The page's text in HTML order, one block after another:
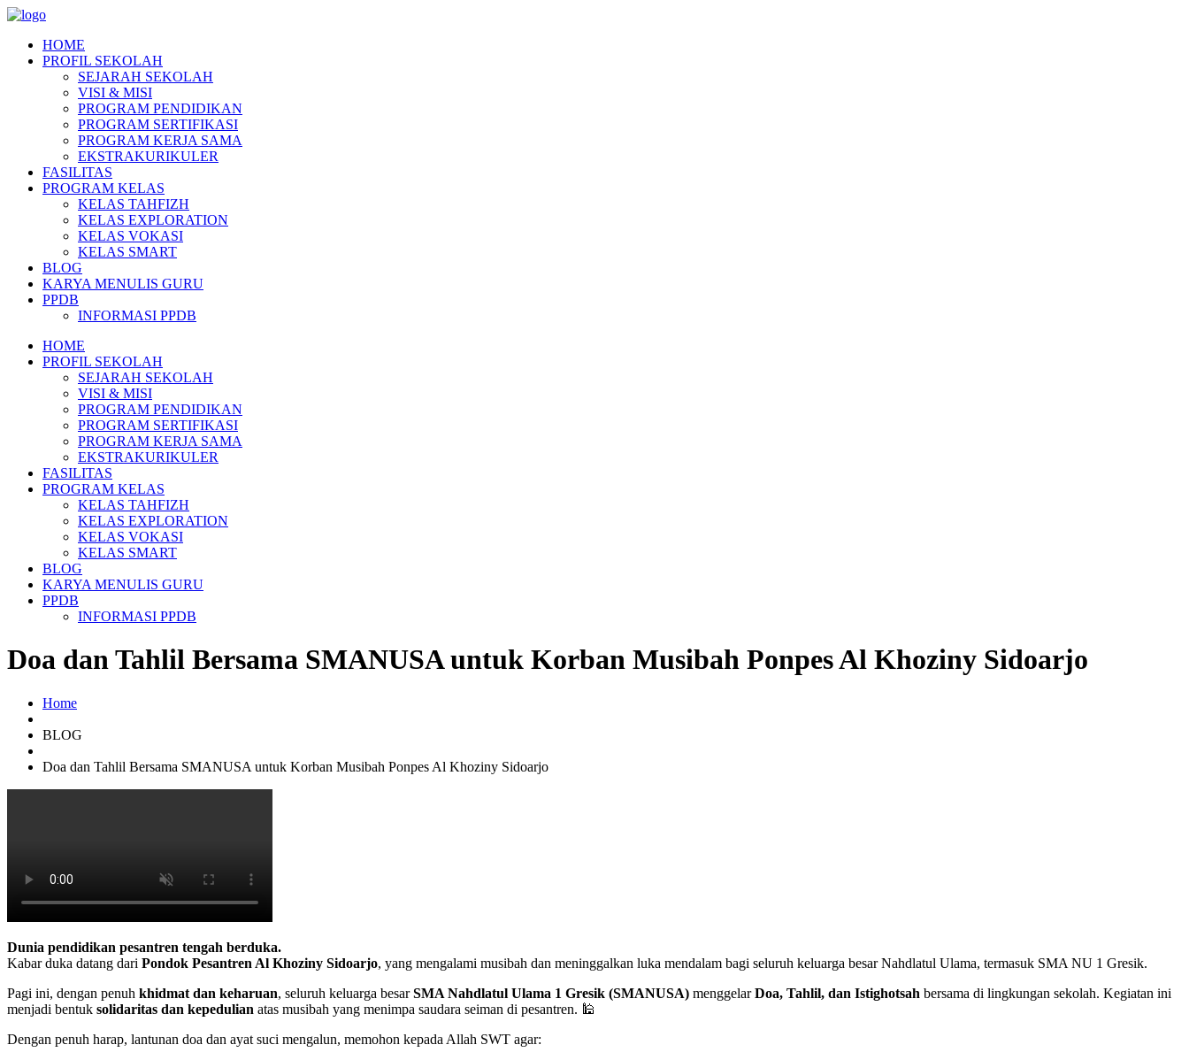
HOME
PROFIL SEKOLAH
SEJARAH SEKOLAH
VISI & MISI
PROGRAM PENDIDIKAN
PROGRAM SERTIFIKASI
PROGRAM KERJA SAMA
EKSTRAKURIKULER
FASILITAS
PROGRAM KELAS
KELAS TAHFIZH
KELAS EXPLORATION
KELAS VOKASI
KELAS SMART
BLOG
KARYA MENULIS GURU
PPDB
INFORMASI PPDB
HOME
PROFIL SEKOLAH
SEJARAH SEKOLAH
VISI & MISI
PROGRAM PENDIDIKAN
PROGRAM SERTIFIKASI
PROGRAM KERJA SAMA
EKSTRAKURIKULER
FASILITAS
PROGRAM KELAS
KELAS TAHFIZH
KELAS EXPLORATION
KELAS VOKASI
KELAS SMART
BLOG
KARYA MENULIS GURU
PPDB
INFORMASI PPDB
Doa dan Tahlil Bersama SMANUSA untuk Korban Musibah Ponpes Al Khoziny Sidoarjo
Home
BLOG
Doa dan Tahlil Bersama SMANUSA untuk Korban Musibah Ponpes Al Khoziny Sidoarjo
Dunia pendidikan pesantren tengah berduka.
Kabar duka datang dari Pondok Pesantren Al Khoziny Sidoarjo, yang mengalami musibah dan meninggalkan luka mendalam bagi seluruh keluarga besar Nahdlatul Ulama, termasuk SMA NU 1 Gresik.
Pagi ini, dengan penuh khidmat dan keharuan, seluruh keluarga besarSMA Nahdlatul Ulama 1 Gresik (SMANUSA) menggelarDoa, Tahlil, dan Istighotsah bersama di lingkungan sekolah. Kegiatan ini
menjadi bentuk solidaritas dan kepedulian atas musibah yang menimpa saudara seiman di pesantren. 🕌
Dengan penuh harap, lantunan doa dan ayat suci mengalun, memohon kepada Allah SWT agar: